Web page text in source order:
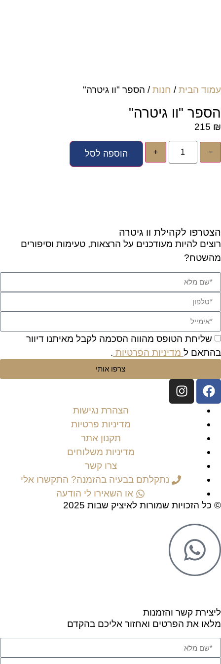
עמוד הבית/ חנות/ הספר "וו גיטרה"
הספר "וו גיטרה"
215 ₪
−
+ הוספה לסל
הצטרפו לקהילת וו גיטרה
רוצים להיות מעודכנים על הרצאות, טעימות וסיפורים
מהשטח?
שליחת הטופס מהווה הסכמה לקבל מאיתנו דיוור
בהתאם ל מדיניות הפרטיות .
צרפו אותי
הצהרת נגישות
מדיניות פרטיות
תקנון אתר
מדיניות משלוחים
צרו קשר
נתקלתם בבעיה בהזמנה? התקשרו אלי
או השאירו לי הודעה
© כל הזכויות שמורות לאיציק שבות 2025
ליצירת קשר והזמנות
מלאו את הפרטים ואחזור אליכם בהקדם